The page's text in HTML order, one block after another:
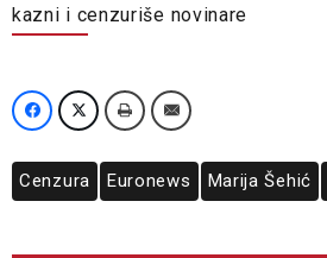
kazni i cenzuriše novinare
Cenzura Euronews Marija Šehić